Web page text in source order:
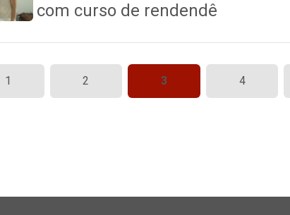
com curso de rendendê
1 2 3 4